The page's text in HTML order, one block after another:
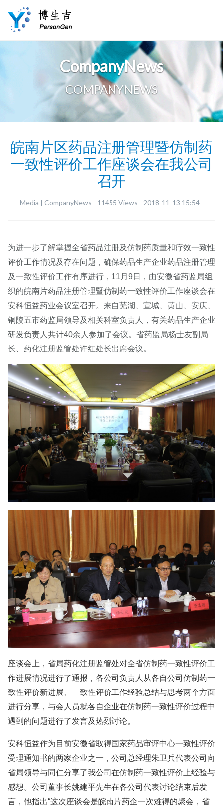
CompanyNews
COMPANYNEWS
皖南片区药品注册管理暨仿制药
一致性评价工作座谈会在我公司
召开
Media | CompanyNews 11455 Views 2018-11-13 15:54
为进一步了解掌握全省药品注册及仿制药质量和疗效一致性
评价工作情况及存在问题，确保药品生产企业药品注册管理
及一致性评价工作有序进行，11月9日，由安徽省药监局组
织的皖南片药品注册管理暨仿制药一致性评价工作座谈会在
安科恒益药业会议室召开。来自芜湖、宣城、黄山、安庆、
铜陵五市药监局领导及相关科室负责人，有关药品生产企业
研发负责人共计40余人参加了会议。省药监局杨士友副局
长、药化注册监管处许红处长出席会议。
座谈会上，省局药化注册监管处对全省仿制药一致性评价工
作进展情况进行了通报，各公司负责人从各自公司仿制药一
致性评价新进展、一致性评价工作经验总结与思考两个方面
进行分享，与会人员就各自企业在仿制药一致性评价过程中
遇到的问题进行了发言及热烈讨论。
安科恒益作为目前安徽省取得国家药品审评中心一致性评价
受理通知书的两家企业之一，公司总经理朱卫兵代表公司向
省局领导与同仁分享了我公司在仿制药一致性评价上经验与
感想。公司董事长姚建平先生在各公司代表讨论结束后发
言，他指出“这次座谈会是皖南片药企一次难得的聚会，省